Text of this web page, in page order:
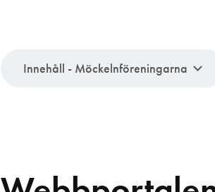
Innehåll - Möckelnföreningarna